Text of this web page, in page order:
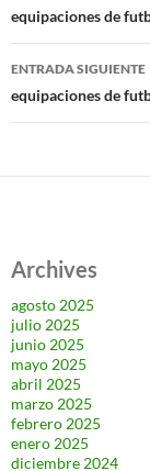
de
entradas
equipaciones de
ENTRADA SIGUIENTE
equipaciones de
Archives
agosto 2025
julio 2025
junio 2025
mayo 2025
abril 2025
marzo 2025
febrero 2025
enero 2025
diciembre 2024